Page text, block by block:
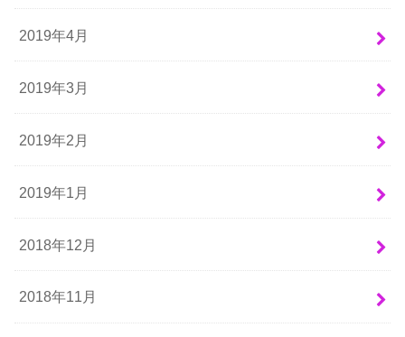
2019年4月
2019年3月
2019年2月
2019年1月
2018年12月
2018年11月